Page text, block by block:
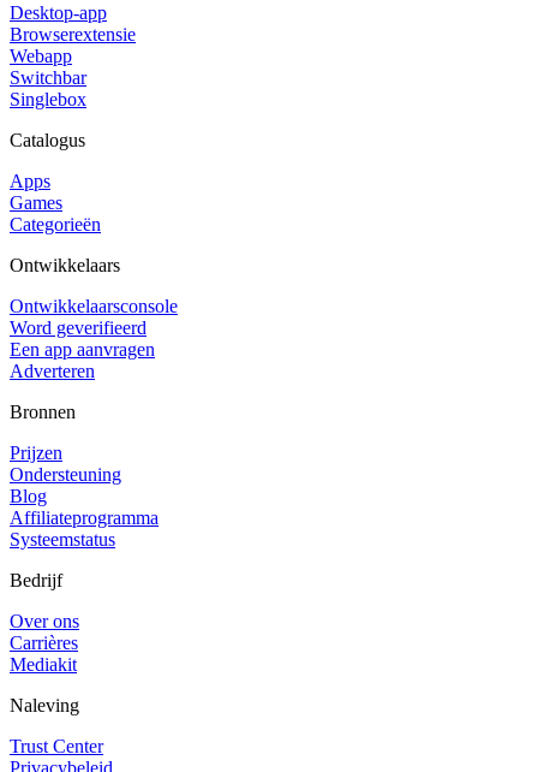
Desktop-app
Browserextensie
Webapp
Switchbar
Singlebox
Catalogus
Apps
Games
Categorieën
Ontwikkelaars
Ontwikkelaarsconsole
Word geverifieerd
Een app aanvragen
Adverteren
Bronnen
Prijzen
Ondersteuning
Blog
Affiliateprogramma
Systeemstatus
Bedrijf
Over ons
Carrières
Mediakit
Naleving
Trust Center
Privacybeleid